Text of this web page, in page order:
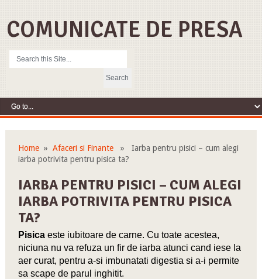
COMUNICATE DE PRESA
Home» Afaceri si Finante» Iarba pentru pisici – cum alegi
iarba potrivita pentru pisica ta?
IARBA PENTRU PISICI – CUM ALEGI
IARBA POTRIVITA PENTRU PISICA
TA?
Pisicaeste iubitoare de carne. Cu toate acestea,
niciuna nu va refuza un fir de iarba atunci cand iese la
aer curat, pentru a-si imbunatati digestia si a-i permite
sa scape de parul inghitit.